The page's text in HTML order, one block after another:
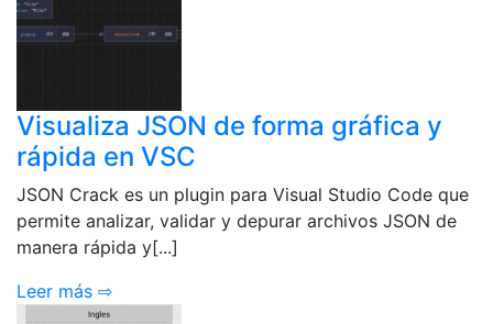
Visualiza JSON de forma gráfica y
rápida en VSC
JSON Crack es un plugin para Visual Studio Code que
permite analizar, validar y depurar archivos JSON de
manera rápida y[...]
Leer más ⇨